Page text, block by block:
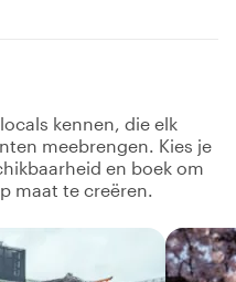
kennen, die elk
meebrengen. Kies je
en boek om
maat te creëren.